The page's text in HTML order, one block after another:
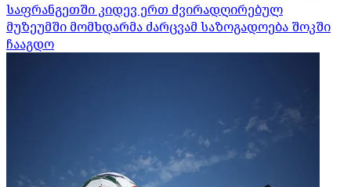
საფრანგეთში კიდევ ერთ ძვირადღირებულ
მუზეუმში მომხდარმა ძარცვამ საზოგადოება შოკში
ჩააგდო